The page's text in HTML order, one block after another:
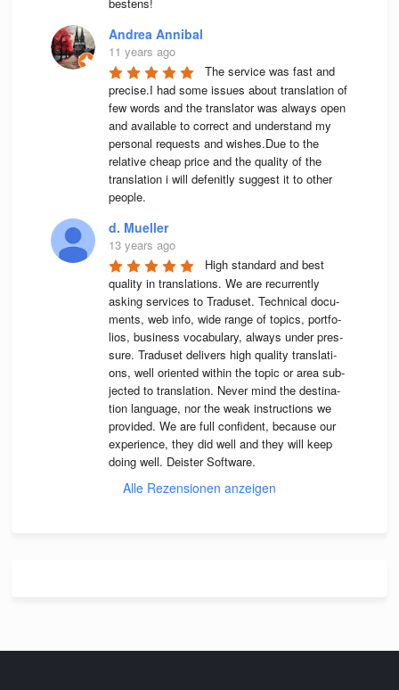
bestens!
Andrea Annibal
11 years ago
The service was fast and
precise.I had some issues about translation of
few words and the translator was always open
and available to correct and understand my
personal requests and wishes.Due to the
relative cheap price and the quality of the
translation i will defenitly suggest it to other
people.
d. Mueller
13 years ago
High stan­dard and best
qua­lity in trans­la­ti­ons. We are recur­rently
asking ser­vices to Tra­du­set. Tech­ni­cal docu­
ments, web info, wide range of topics, port­fo­
lios, busi­ness voca­bu­lary, always under pres­
sure. Tra­du­set deli­vers high qua­lity trans­la­ti­
ons, well ori­en­ted wit­hin the topic or area sub­
jec­ted to trans­la­tion. Never mind the desti­na­
tion lan­guage, nor the weak instruc­tions we
pro­vi­ded. We are full con­fi­dent, because our
expe­ri­ence, they did well and they will keep
doing well. Deis­ter Software.
Alle Rezensionen anzeigen